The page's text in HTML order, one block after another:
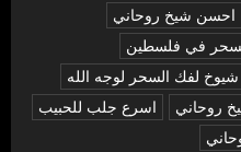
احسن شيخ روحاني
في فلسطين
شيوخ لفك السحر لوجه الله
روحاني
اسرع جلب للحبيب